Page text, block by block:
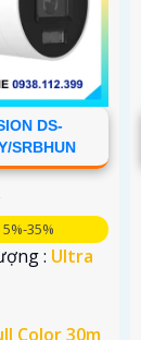
DS-
SRBHUN
35%
: Ultra
Color 30m